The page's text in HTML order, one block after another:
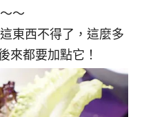
～
東西不得了，這麼多
來都要加點它！